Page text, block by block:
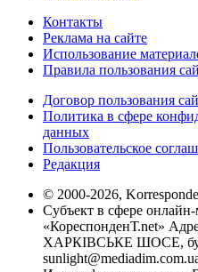
Контакты
Реклама на сайте
Использование
Правила пользования
Договор пользования
Политика в сфере
данных
Пользовательское
Редакция
© 2000-2026,
Субъект в сфере
«КореспонденТ.net»
ХАРКІВСЬКЕ ШОСЕ,